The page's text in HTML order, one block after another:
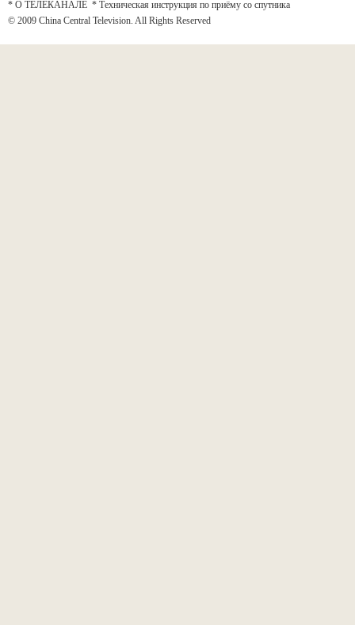
* О ТЕЛЕКАНАЛЕ * Техническая инструкция по приёму со спутника
© 2009 China Central Television. All Rights Reserved